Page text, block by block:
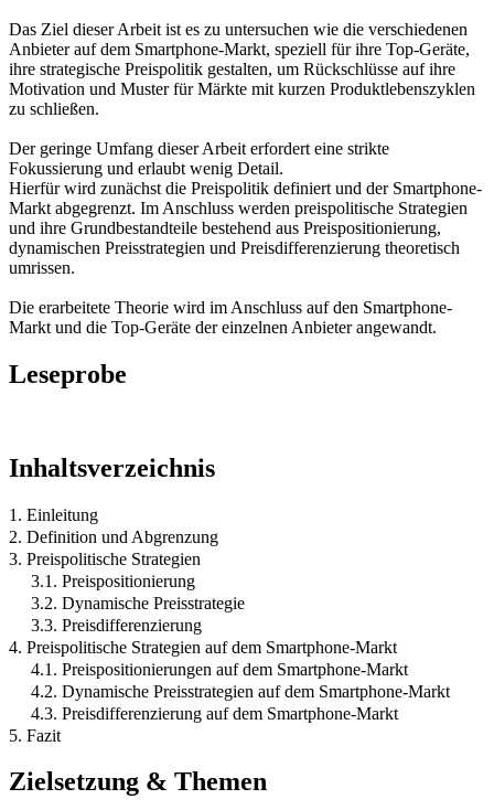
Das Ziel dieser Arbeit ist es zu untersuchen wie die verschiedenen
Anbieter auf dem Smartphone-Markt, speziell für ihre Top-Geräte,
ihre strategische Preispolitik gestalten, um Rückschlüsse auf ihre
Motivation und Muster für Märkte mit kurzen Produktlebenszyklen
zu schließen.
Der geringe Umfang dieser Arbeit erfordert eine strikte
Fokussierung und erlaubt wenig Detail.
Hierfür wird zunächst die Preispolitik definiert und der Smartphone-
Markt abgegrenzt. Im Anschluss werden preispolitische Strategien
und ihre Grundbestandteile bestehend aus Preispositionierung,
dynamischen Preisstrategien und Preisdifferenzierung theoretisch
umrissen.
Die erarbeitete Theorie wird im Anschluss auf den Smartphone-
Markt und die Top-Geräte der einzelnen Anbieter angewandt.
Leseprobe
Inhaltsverzeichnis
1. Einleitung
2. Definition und Abgrenzung
3. Preispolitische Strategien
3.1. Preispositionierung
3.2. Dynamische Preisstrategie
3.3. Preisdifferenzierung
4. Preispolitische Strategien auf dem Smartphone-Markt
4.1. Preispositionierungen auf dem Smartphone-Markt
4.2. Dynamische Preisstrategien auf dem Smartphone-Markt
4.3. Preisdifferenzierung auf dem Smartphone-Markt
5. Fazit
Zielsetzung & Themen